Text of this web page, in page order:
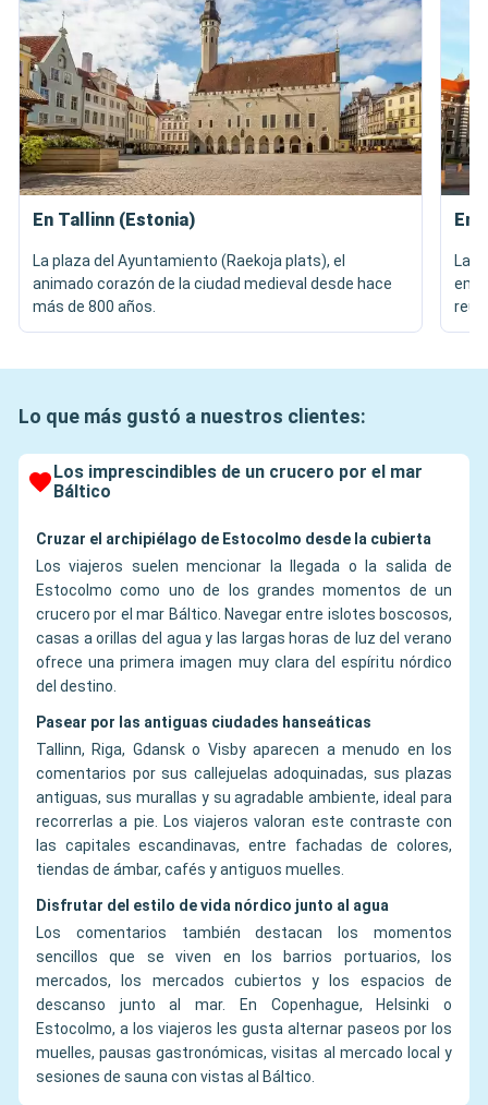
En Tallinn (Estonia)
La plaza del Ayuntamiento (Raekoja plats), el
animado corazón de la ciudad medieval desde hace
más de 800 años.
En
La
Lo que más gustó a nuestros clientes:
Los imprescindibles de un crucero por el mar
Báltico
Cruzar el archipiélago de Estocolmo desde la cubierta
Los viajeros suelen mencionar la llegada o la salida de
Estocolmo como uno de los grandes momentos de un
crucero por el mar Báltico. Navegar entre islotes boscosos,
casas a orillas del agua y las largas horas de luz del verano
ofrece una primera imagen muy clara del espíritu nórdico
del destino.
Pasear por las antiguas ciudades hanseáticas
Tallinn, Riga, Gdansk o Visby aparecen a menudo en los
comentarios por sus callejuelas adoquinadas, sus plazas
antiguas, sus murallas y su agradable ambiente, ideal para
recorrerlas a pie. Los viajeros valoran este contraste con
las capitales escandinavas, entre fachadas de colores,
tiendas de ámbar, cafés y antiguos muelles.
Disfrutar del estilo de vida nórdico junto al agua
Los comentarios también destacan los momentos
sencillos que se viven en los barrios portuarios, los
mercados, los mercados cubiertos y los espacios de
descanso junto al mar. En Copenhague, Helsinki o
Estocolmo, a los viajeros les gusta alternar paseos por los
muelles, pausas gastronómicas, visitas al mercado local y
sesiones de sauna con vistas al Báltico.